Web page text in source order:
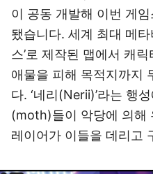
이 공동 개발해 이번 게
됐습니다. 세계 최대 메
스’로 제작된 맵에서 캐
애물을 피해 목적지까지
다. ‘네리(Nerii)’라는 행
(moth)들이 악당에 의해
레이어가 이들을 데리고